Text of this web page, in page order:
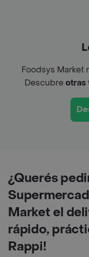
Foodsys Market
Descubreotras
¿Querés
Market el
rápido,
Rappi!